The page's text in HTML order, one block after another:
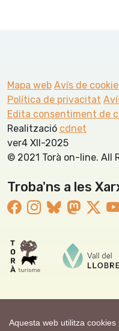
Aquesta web utilitza
Mapa web Avís de
Política de privacitat
Edita consentiment de
Realització cdnet
ver4 XII-2025
© 2021 Torà on-line. All
Troba'ns a les